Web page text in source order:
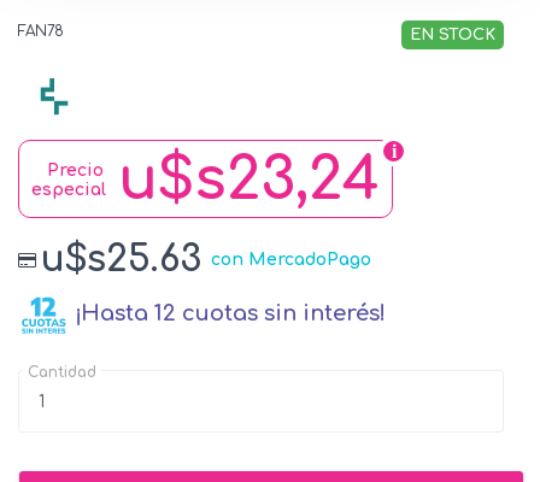
FAN78 EN STOCK
u$s23,24
Precio
especial
u$s25.63 con MercadoPago
¡Hasta 12 cuotas sin interés!
Cantidad